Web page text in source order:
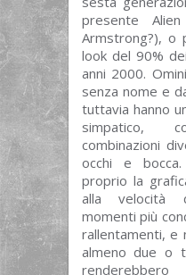
presente
Armstrong?), o
look del 90%
anni 2000.
senza nome e
tuttavia hanno
simpatico,
combinazioni
occhi e
proprio la
alla velocità
momenti più
rallentamenti, e
almeno due o